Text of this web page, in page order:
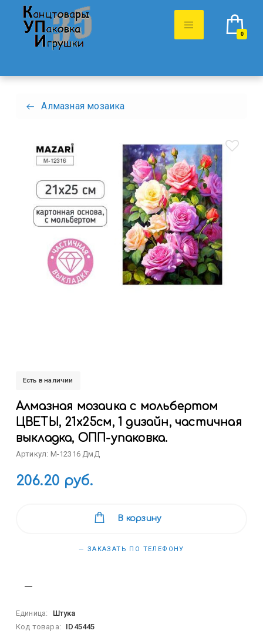
0
Алмазная мозаика
Есть в наличии
Алмазная мозаика с мольбертом
ЦВЕТЫ, 21х25см, 1 дизайн, частичная
выкладка, ОПП-упаковка.
Артикул: M-12316 ДмД
206.20 руб.
В корзину
— ЗАКАЗАТЬ ПО ТЕЛЕФОНУ
Единица:
Штука
Код товара:
ID45445